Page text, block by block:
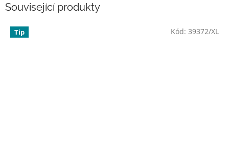
Související produkty
Tip Kód: 39372/XL